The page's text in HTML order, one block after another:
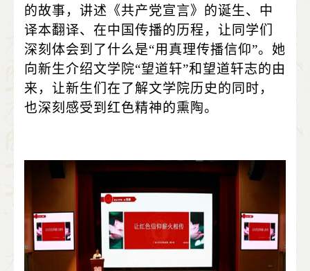
的故事，讲述《共产党宣言》的诞生、中
译本翻译、在中国传播的历程，让同学们
深刻体会到了什么是“用真理传播信仰”。她
向新生介绍文学院“望道轩”和望道轩志的由
来，让新生们在了解文学院历史的同时，
也深刻感受到红色精神的熏陶。